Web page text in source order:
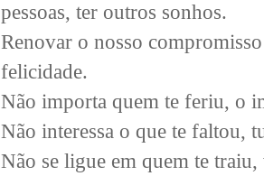
pessoas, ter outros sonhos.
Renovar o nosso
felicidade.
Não importa quem te feriu, o
Não interessa o que te faltou,
Não se ligue em quem te